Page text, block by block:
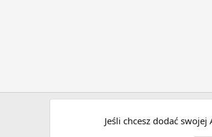
Jeśli chcesz dodać